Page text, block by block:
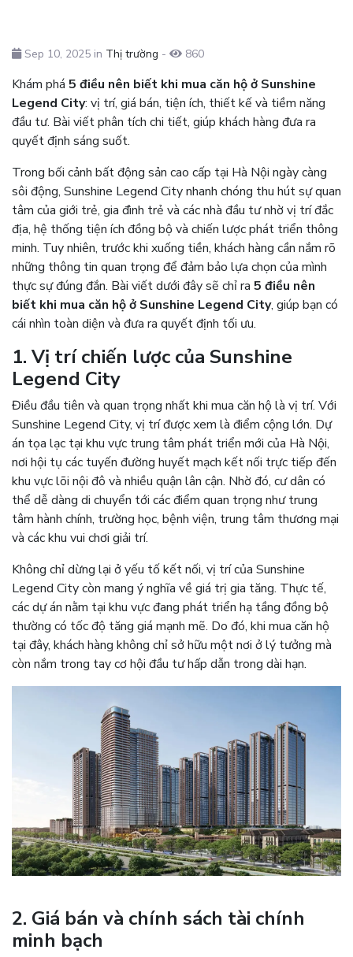
Sep 10, 2025 in Thị trường - 860
Khám phá 5 điều nên biết khi mua căn hộ ở Sunshine
Legend City: vị trí, giá bán, tiện ích, thiết kế và tiềm năng
đầu tư. Bài viết phân tích chi tiết, giúp khách hàng đưa ra
quyết định sáng suốt.
Trong bối cảnh bất động sản cao cấp tại Hà Nội ngày càng
sôi động, Sunshine Legend City nhanh chóng thu hút sự quan
tâm của giới trẻ, gia đình trẻ và các nhà đầu tư nhờ vị trí đắc
địa, hệ thống tiện ích đồng bộ và chiến lược phát triển thông
minh. Tuy nhiên, trước khi xuống tiền, khách hàng cần nắm rõ
những thông tin quan trọng để đảm bảo lựa chọn của mình
thực sự đúng đắn. Bài viết dưới đây sẽ chỉ ra 5 điều nên
biết khi mua căn hộ ở Sunshine Legend City, giúp bạn có
cái nhìn toàn diện và đưa ra quyết định tối ưu.
1. Vị trí chiến lược của Sunshine
Legend City
Điều đầu tiên và quan trọng nhất khi mua căn hộ là vị trí. Với
Sunshine Legend City, vị trí được xem là điểm cộng lớn. Dự
án tọa lạc tại khu vực trung tâm phát triển mới của Hà Nội,
nơi hội tụ các tuyến đường huyết mạch kết nối trực tiếp đến
khu vực lõi nội đô và nhiều quận lân cận. Nhờ đó, cư dân có
thể dễ dàng di chuyển tới các điểm quan trọng như trung
tâm hành chính, trường học, bệnh viện, trung tâm thương mại
và các khu vui chơi giải trí.
Không chỉ dừng lại ở yếu tố kết nối, vị trí của Sunshine
Legend City còn mang ý nghĩa về giá trị gia tăng. Thực tế,
các dự án nằm tại khu vực đang phát triển hạ tầng đồng bộ
thường có tốc độ tăng giá mạnh mẽ. Do đó, khi mua căn hộ
tại đây, khách hàng không chỉ sở hữu một nơi ở lý tưởng mà
còn nắm trong tay cơ hội đầu tư hấp dẫn trong dài hạn.
2. Giá bán và chính sách tài chính
minh bạch